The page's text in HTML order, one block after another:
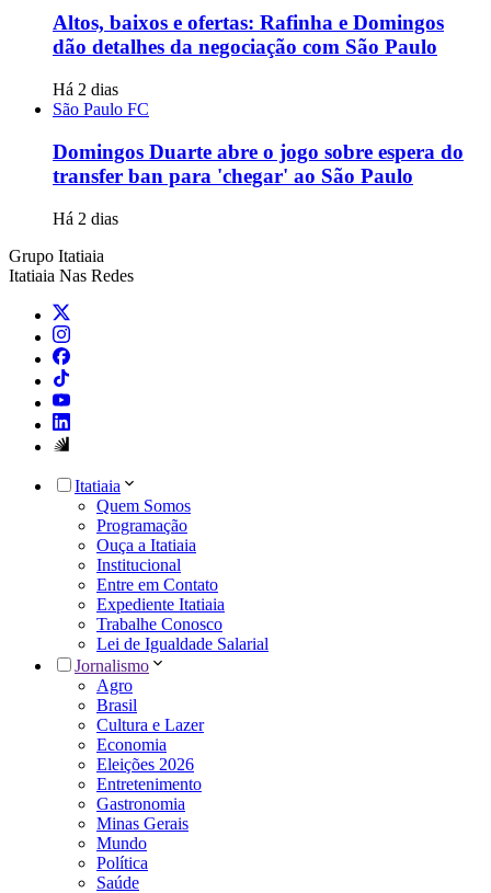
Altos, baixos e ofertas: Rafinha e Domingos
dão detalhes da negociação com São Paulo
Há 2 dias
São Paulo FC
Domingos Duarte abre o jogo sobre espera do
transfer ban para 'chegar' ao São Paulo
Há 2 dias
Grupo Itatiaia
Itatiaia Nas Redes
Itatiaia
Quem Somos
Programação
Ouça a Itatiaia
Institucional
Entre em Contato
Expediente Itatiaia
Trabalhe Conosco
Lei de Igualdade Salarial
Jornalismo
Agro
Brasil
Cultura e Lazer
Economia
Eleições 2026
Entretenimento
Gastronomia
Minas Gerais
Mundo
Política
Saúde